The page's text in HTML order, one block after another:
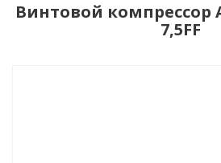
Винтовой компрессор
7,5FF